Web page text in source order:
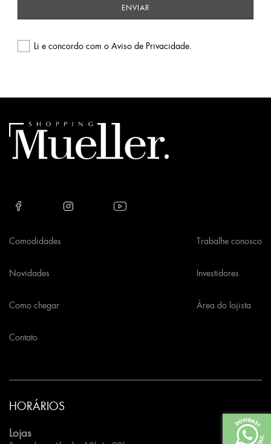
Li e concordo com o Aviso de Privacidade.
empty.
Comodidades
Novidades
Como chegar
Contato
Trabalhe conosco
Investidores
Área do lojista
HORÁRIOS
Lojas